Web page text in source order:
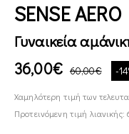
SENSE AERO
Γυναικεία
36,00€ 60,00€ -
Χαμηλότερη τιμή των
Προτεινόμενη τιμή λιανικής: